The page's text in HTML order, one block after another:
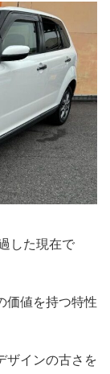
した現在で
価値を持つ特性
ザインの古さを